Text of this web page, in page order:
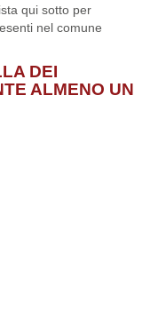
qui sotto per
nel comune
DEI
ALMENO UN